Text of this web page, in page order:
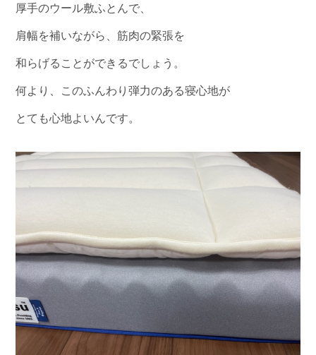
厚手のウール敷ふとんで、
肩幅を補いながら、筋肉の緊張を
和らげることができるでしょう。
何より、このふんわり弾力のある寝心地が
とても心地よいんです。